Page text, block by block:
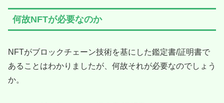
何故NFTが必要なのか
NFTがブロックチェーン技術を基にした鑑定書/証明書で
あることはわかりましたが、何故それが必要なのでしょう
か。